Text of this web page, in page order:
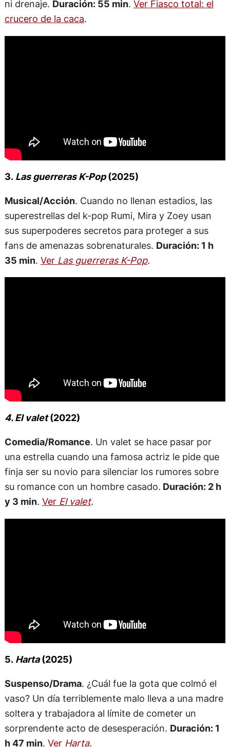
ni drenaje. Duración: 55 min. Ver Fiasco total: el
crucero de la caca.
3. Las guerreras K-Pop(2025)
Musical/Acción. Cuando no llenan estadios, las
superestrellas del k-pop Rumi, Mira y Zoey usan
sus superpoderes secretos para proteger a sus
fans de amenazas sobrenaturales. Duración: 1 h
35 min. Ver Las guerreras K-Pop.
4. El valet(2022)
Comedia/Romance. Un valet se hace pasar por
una estrella cuando una famosa actriz le pide que
finja ser su novio para silenciar los rumores sobre
su romance con un hombre casado. Duración: 2 h
y 3 min. Ver El valet.
5. Harta(2025)
Suspenso/Drama. ¿Cuál fue la gota que colmó el
vaso? Un día terriblemente malo lleva a una madre
soltera y trabajadora al límite de cometer un
sorprendente acto de desesperación. Duración: 1
h 47 min. Ver Harta.